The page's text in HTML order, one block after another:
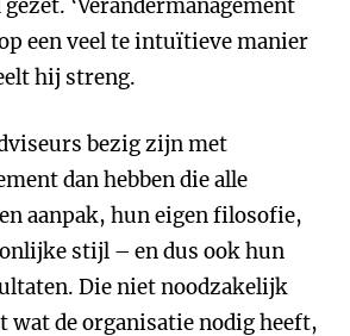
‘Verandermanagement
een veel te intuïtieve manier
hij streng.
bezig zijn met
dan hebben die alle
aanpak, hun eigen filosofie,
stijl – en dus ook hun
Die niet noodzakelijk
wat de organisatie nodig heeft,